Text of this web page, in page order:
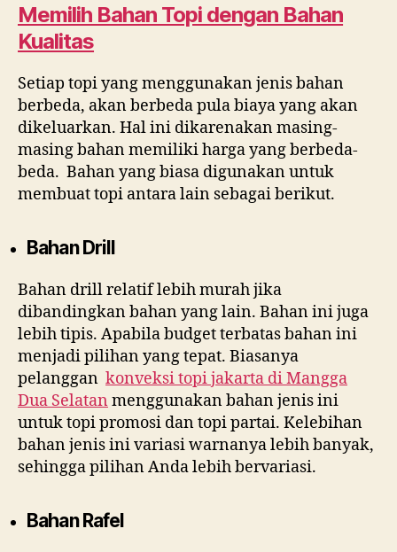
Memilih Bahan Topi dengan Bahan
Kualitas
Setiap topi yang menggunakan jenis bahan
berbeda, akan berbeda pula biaya yang akan
dikeluarkan. Hal ini dikarenakan masing-
masing bahan memiliki harga yang berbeda-
beda. Bahan yang biasa digunakan untuk
membuat topi antara lain sebagai berikut.
Bahan Drill
Bahan drill relatif lebih murah jika
dibandingkan bahan yang lain. Bahan ini juga
lebih tipis. Apabila budget terbatas bahan ini
menjadi pilihan yang tepat. Biasanya
pelanggan konveksi topi jakarta diMangga
Dua Selatan menggunakan bahan jenis ini
untuk topi promosi dan topi partai. Kelebihan
bahan jenis ini variasi warnanya lebih banyak,
sehingga pilihan Anda lebih bervariasi.
Bahan Rafel